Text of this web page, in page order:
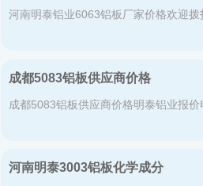
河南明泰铝业6063铝板厂家价格欢迎
成都5083铝板供应商价格
成都5083铝板供应商价格明泰铝业报
河南明泰3003铝板化学成分